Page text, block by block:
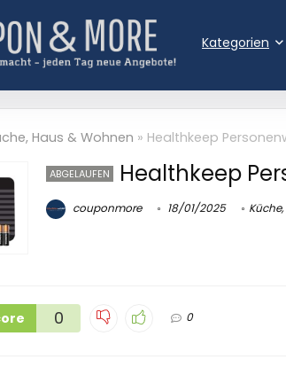
Kategorien
Haus & Wohnen » Healthkeep
ABGELAUFEN Healthkeep
couponmore 18/01/2025
0 0